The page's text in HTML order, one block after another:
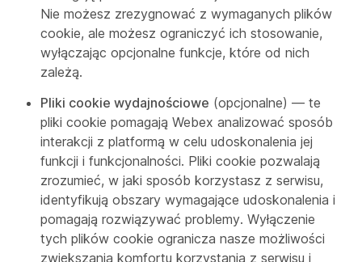
Nie możesz zrezygnować z wymaganych plików
cookie, ale możesz ograniczyć ich stosowanie,
wyłączając opcjonalne funkcje, które od nich
zależą.
Pliki cookie wydajnościowe (opcjonalne) — te
pliki cookie pomagają Webex analizować sposób
interakcji z platformą w celu udoskonalenia jej
funkcji i funkcjonalności. Pliki cookie pozwalają
zrozumieć, w jaki sposób korzystasz z serwisu,
identyfikują obszary wymagające udoskonalenia i
pomagają rozwiązywać problemy. Wyłączenie
tych plików cookie ogranicza nasze możliwości
zwiększania komfortu korzystania z serwisu i